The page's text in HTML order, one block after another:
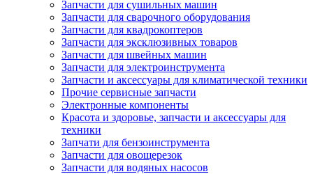
Запчасти для сушильных машин
Запчасти для сварочного оборудования
Запчасти для квадрокоптеров
Запчасти для эксклюзивных товаров
Запчасти для швейных машин
Запчасти для электроинструмента
Запчасти и аксессуары для климатической техники
Прочие сервисные запчасти
Электронные компоненты
Красота и здоровье, запчасти и аксессуары для
техники
Запчати для бензоинструмента
Запчасти для овощерезок
Запчасти для водяных насосов